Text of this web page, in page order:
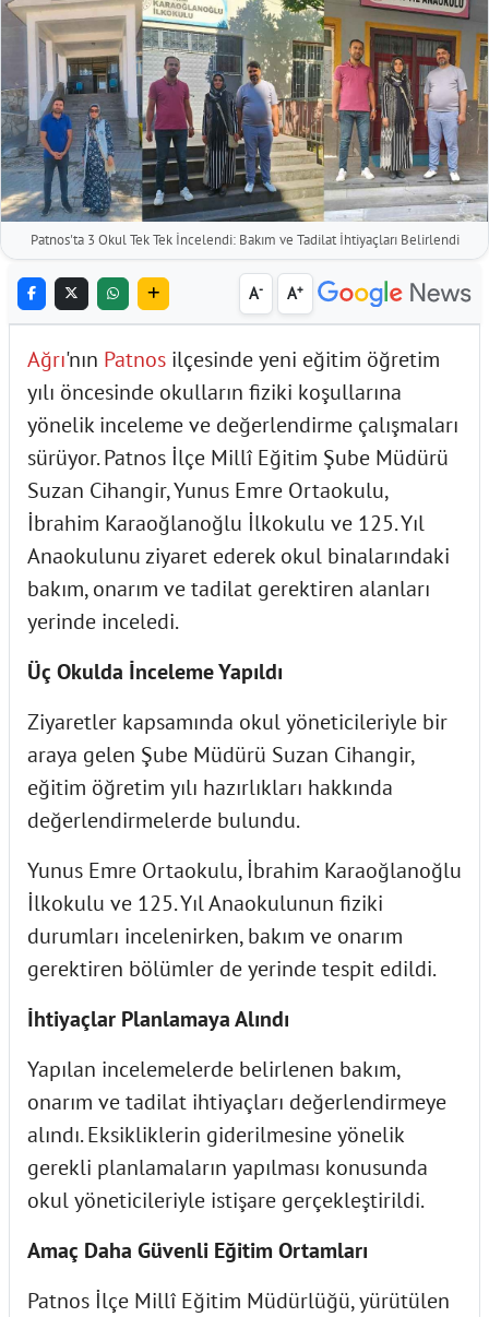
Patnos'ta 3 Okul Tek Tek İncelendi: Bakım ve Tadilat İhtiyaçları Belirlendi
A- A+
Ağrı'nın Patnos ilçesinde yeni eğitim öğretim
yılı öncesinde okulların fiziki koşullarına
yönelik inceleme ve değerlendirme çalışmaları
sürüyor. Patnos İlçe Millî Eğitim Şube Müdürü
Suzan Cihangir, Yunus Emre Ortaokulu,
İbrahim Karaoğlanoğlu İlkokulu ve 125. Yıl
Anaokulunu ziyaret ederek okul binalarındaki
bakım, onarım ve tadilat gerektiren alanları
yerinde inceledi.
Üç Okulda İnceleme Yapıldı
Ziyaretler kapsamında okul yöneticileriyle bir
araya gelen Şube Müdürü Suzan Cihangir,
eğitim öğretim yılı hazırlıkları hakkında
değerlendirmelerde bulundu.
Yunus Emre Ortaokulu, İbrahim Karaoğlanoğlu
İlkokulu ve 125. Yıl Anaokulunun fiziki
durumları incelenirken, bakım ve onarım
gerektiren bölümler de yerinde tespit edildi.
İhtiyaçlar Planlamaya Alındı
Yapılan incelemelerde belirlenen bakım,
onarım ve tadilat ihtiyaçları değerlendirmeye
alındı. Eksikliklerin giderilmesine yönelik
gerekli planlamaların yapılması konusunda
okul yöneticileriyle istişare gerçekleştirildi.
Amaç Daha Güvenli Eğitim Ortamları
Patnos İlçe Millî Eğitim Müdürlüğü, yürütülen